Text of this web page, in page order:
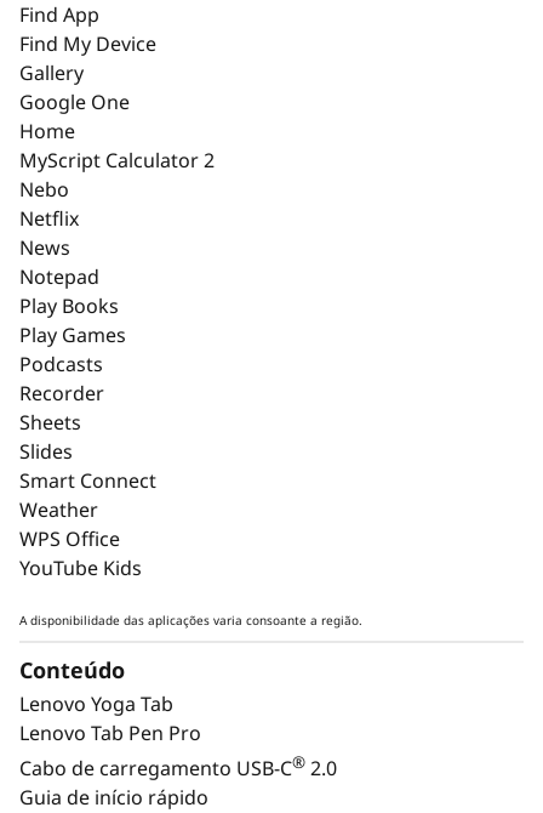
De imagens mais nítidas a gestos mais
inteligentes, o Lenovo Tablet AI proporciona
um fluxo criativo que permite esboçar, captar,
refinar e editar de forma fluida, intuitiva e sem
LENOVO TAB PEN PRO
Desenhe como
Find App
Find My Device
Gallery
Google One
Home
MyScript Calculator 2
Nebo
Netflix
News
Notepad
Play Books
Play Games
Podcasts
Recorder
Sheets
Slides
Smart Connect
Weather
WPS Office
YouTube Kids
A disponibilidade das aplicações varia consoante a região.
Conteúdo
Lenovo Yoga Tab
Lenovo Tab Pen Pro
Cabo de carregamento USB-C® 2.0
Guia de início rápido